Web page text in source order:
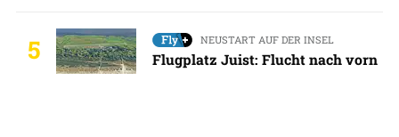
5 NEUSTART AUF DER INSEL
Flugplatz Juist: Flucht nach vorn